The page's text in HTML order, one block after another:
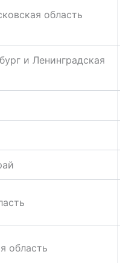
область
и Ленинградская
область